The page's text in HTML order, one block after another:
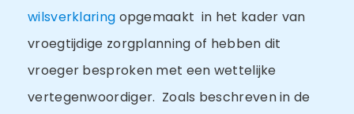
wilsverklaring opgemaakt in het kader van
vroegtijdige zorgplanning of hebben dit
vroeger besproken met een wettelijke
vertegenwoordiger. Zoals beschreven in de